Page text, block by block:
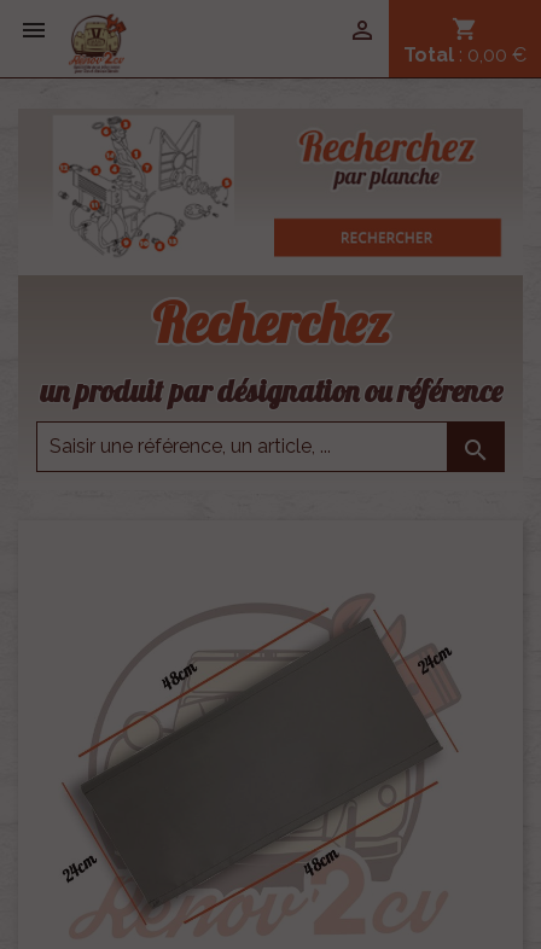
 shopping_cart
Total : 0,00 €

Recherchez
un produit par désignation ou référence
